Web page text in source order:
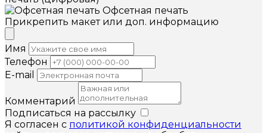
Офсетная печать
Прикрепить макет или доп. информацию
Имя
Телефон
E-mail
Комментарий
Подписаться на рассылку
Я согласен с политикой конфиденциальности